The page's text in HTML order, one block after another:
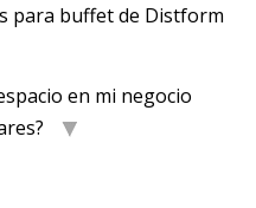
para buffet de Distform
en mi negocio